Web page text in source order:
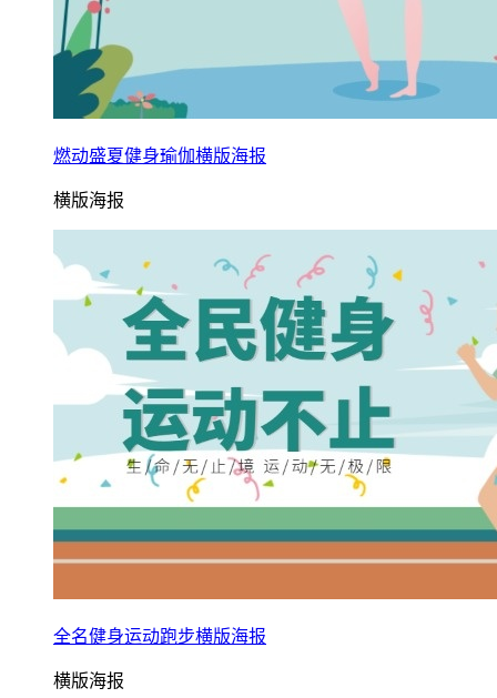
燃动盛夏健身瑜伽横版海报
横版海报
全名健身运动跑步横版海报
横版海报